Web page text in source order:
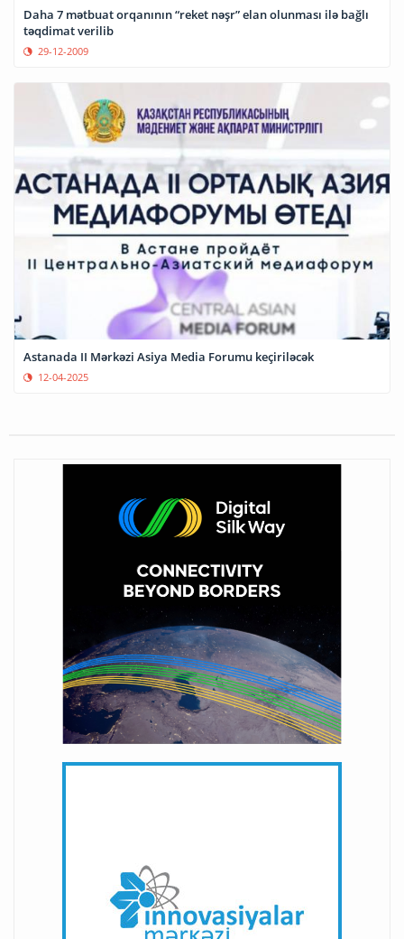
Daha 7 mətbuat orqanının “reket nəşr” elan olunması ilə bağlı
təqdimat verilib
29-12-2009
Astanada II Mərkəzi Asiya Media Forumu keçiriləcək
12-04-2025